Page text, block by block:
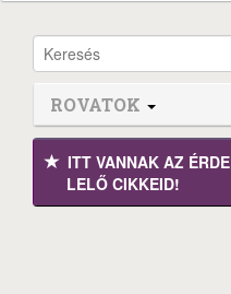
ROVATOK
ITT VANNAK AZ
LELŐ CIKKEID!